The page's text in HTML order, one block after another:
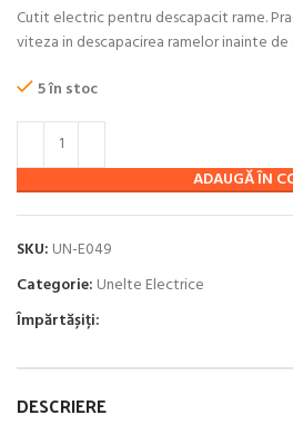
a
fost:
este:
200.00 lei.
Cutit electric pentru descapacit rame.
viteza in descapacirea ramelor inainte
5 în stoc
ADAUGĂ ÎN
SKU: UN-E049
Categorie: Unelte Electrice
Împărtășiți:
DESCRIERE